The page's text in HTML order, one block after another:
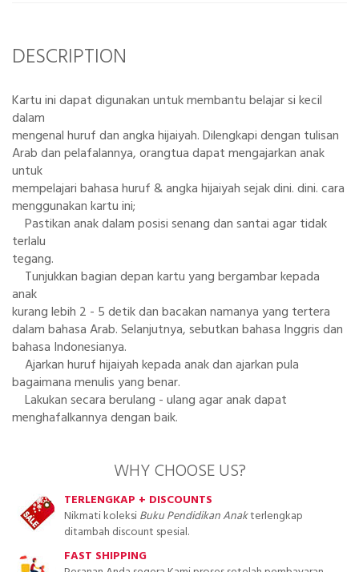
DESCRIPTION
Kartu ini dapat digunakan untuk membantu belajar si kecil
dalam
mengenal huruf dan angka hijaiyah. Dilengkapi dengan tulisan
Arab dan pelafalannya, orangtua dapat mengajarkan anak
untuk
mempelajari bahasa huruf & angka hijaiyah sejak dini. dini. cara
menggunakan kartu ini;
Pastikan anak dalam posisi senang dan santai agar tidak
terlalu
tegang.
Tunjukkan bagian depan kartu yang bergambar kepada
anak
kurang lebih 2 - 5 detik dan bacakan namanya yang tertera
dalam bahasa Arab. Selanjutnya, sebutkan bahasa Inggris dan
bahasa Indonesianya.
Ajarkan huruf hijaiyah kepada anak dan ajarkan pula
bagaimana menulis yang benar.
Lakukan secara berulang - ulang agar anak dapat
menghafalkannya dengan baik.
WHY CHOOSE US?
TERLENGKAP + DISCOUNTS
Nikmati koleksiBuku Pendidikan Anakterlengkap
ditambah discount spesial.
FAST SHIPPING